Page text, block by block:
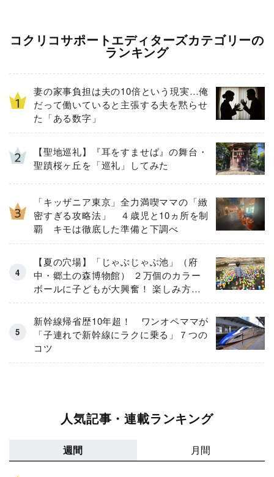
コクリコサポートエディターズカテゴリーの
ランキング
妻の家事負担は夫の10倍という現実…俺
だって働いていると主張する夫を黙らせ
た「ある数字」
【聖地巡礼】『耳をすませば』の舞台・
聖蹟桜ヶ丘を「巡礼」してみた
「キッザニア東京」全力満喫ママの「緻
密すぎる攻略法」 ４歳児と10ヵ所を制
覇 キモは徹底した準備と下調べ
【夏の穴場】「じゃぶじゃぶ池」（府
中・郷土の森博物館） ２万個のカラー
ボールに子どもが大興奮！ 楽しみ方と
注意点をルポ
新幹線帰省歴10年超！ ワンオペママが
「子連れで新幹線にラクに乗る」７つの
コツ
人気記事・連載ランキング
週間 月間